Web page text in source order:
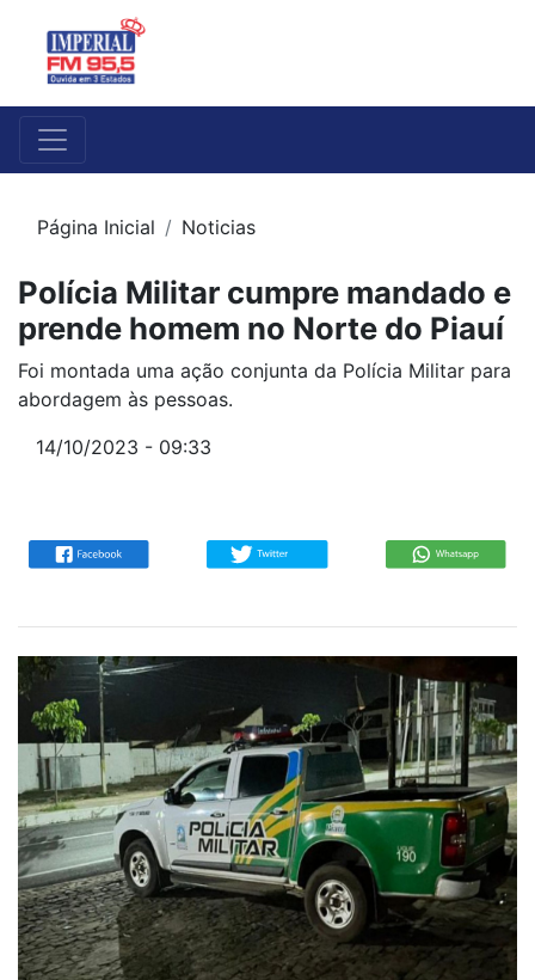
Página Inicial Noticias
Polícia Militar cumpre mandado e
prende homem no Norte do Piauí
Foi montada uma ação conjunta da Polícia Militar para
abordagem às pessoas.
14/10/2023 - 09:33